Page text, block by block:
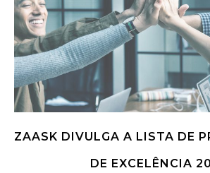
ZAASK DIVULGA A LISTA DE
DE EXCELÊNCIA